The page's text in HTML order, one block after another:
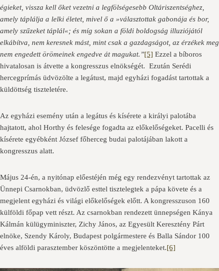
égieket, vissza kell őket vezetni a legfölségesebb Oltáriszentséghez,
amely táplálja a lelki életet, mivel ő a »választottak gabonája és bor,
amely szűzeket táplál«; és míg sokan a földi boldogság illuziójától
elkábítva, nem keresnek mást, mint csak a gazdagságot, az érzékek meg
nem engedett örömeinek engedve át magukat.”[5] Ezzel a bíboros
hivatalosan is átvette a kongresszus elnökségét. Ezután Serédi
hercegprímás üdvözölte a legátust, majd egyházi fogadást tartottak a
küldöttség tiszteletére.
Az egyházi esemény után a legátus és kísérete a királyi palotába
hajtatott, ahol Horthy és felesége fogadta az előkelőségeket. Pacelli és
kísérete egyébként József főherceg budai palotájában lakott a
kongresszus alatt.
Május 24-én, a nyitónap előestéjén még egy rendezvényt tartottak az
Ünnepi Csarnokban, üdvözlő esttel tisztelegtek a pápa követe és a
megjelent egyházi és világi előkelőségek előtt. A kongresszuson 160
külföldi főpap vett részt. Az csarnokban rendezett ünnepségen Kánya
Kálmán külügyminiszter, Zichy János, az Egyesült Keresztény Párt
elnöke, Szendy Károly, Budapest polgármestere és Balla Sándor 100
éves alföldi parasztember köszöntötte a megjelenteket.[6]